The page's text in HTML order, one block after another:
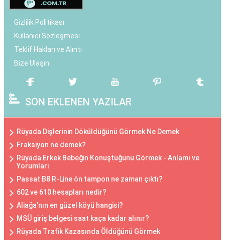
Gizlilik Politikası
Kullanıcı Sözleşmesi
Teklif Hakları ve Alıntı
Bize Ulaşın
SON EKLENEN YAZILAR
Rüyada Dişlerinin Döküldüğünü Görmek Ne Demek
Fraksiyon ne demek?
Rüyada Erkek Bebeğin Konuştuğunu Görmek - Anlamı ve
Yorumları
Passat B8 R-Line ön tampon ne zaman çıktı?
602 ve 610 hesapları nedir?
Aliağa'nın en güzel köyü hangisi?
MSÜ giriş belgesi saat kaça kadar alınır?
Rüyada Trafik Kazasında Öldüğünü Görmek